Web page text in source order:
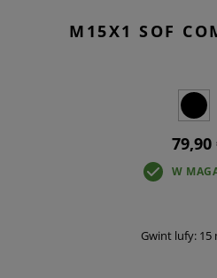
M15X1 SOF
79,90
W
Gwint lufy: 15